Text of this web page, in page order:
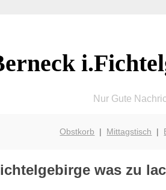
Nur Gute
Obstkorb | Mittagstisch |
was zu